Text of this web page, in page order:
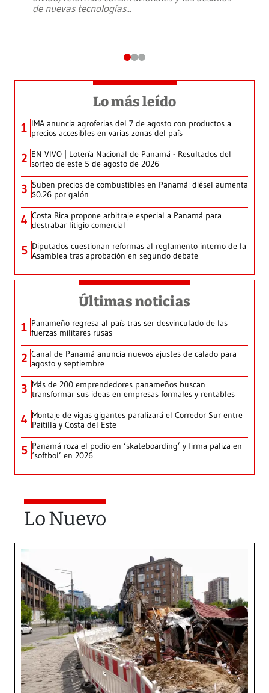
de nuevas tecnologías...
Lo más leído
1 IMA anuncia agroferias del 7 de agosto con productos a
precios accesibles en varias zonas del país
2 EN VIVO | Lotería Nacional de Panamá - Resultados del
sorteo de este 5 de agosto de 2026
3 Suben precios de combustibles en Panamá: diésel aumenta
$0.26 por galón
4 Costa Rica propone arbitraje especial a Panamá para
destrabar litigio comercial
5 Diputados cuestionan reformas al reglamento interno de la
Asamblea tras aprobación en segundo debate
Últimas noticias
1 Panameño regresa al país tras ser desvinculado de las
fuerzas militares rusas
2 Canal de Panamá anuncia nuevos ajustes de calado para
agosto y septiembre
3 Más de 200 emprendedores panameños buscan
transformar sus ideas en empresas formales y rentables
4 Montaje de vigas gigantes paralizará el Corredor Sur entre
Paitilla y Costa del Este
5 Panamá roza el podio en ‘skateboarding’ y firma paliza en
‘softbol’ en 2026
Lo Nuevo